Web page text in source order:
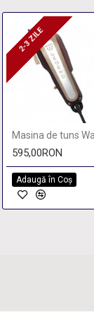
2-3 ZILE
2-3 ZILE
595,00RON
Adaugă în Coş